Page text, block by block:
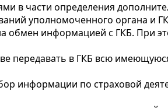
в части определения
уполномоченного органа и
обмен информацией с ГКБ. При
передавать в ГКБ всю
информации по страховой